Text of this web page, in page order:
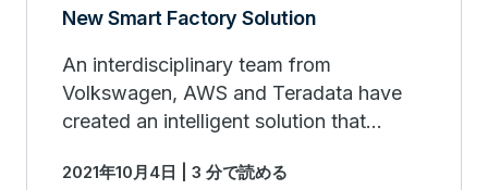
New Smart Factory Solution
An interdisciplinary team from
Volkswagen, AWS and Teradata have
created an intelligent solution that
efficiency in car body construction. Find
2021年10月4日 | 3 分で読める